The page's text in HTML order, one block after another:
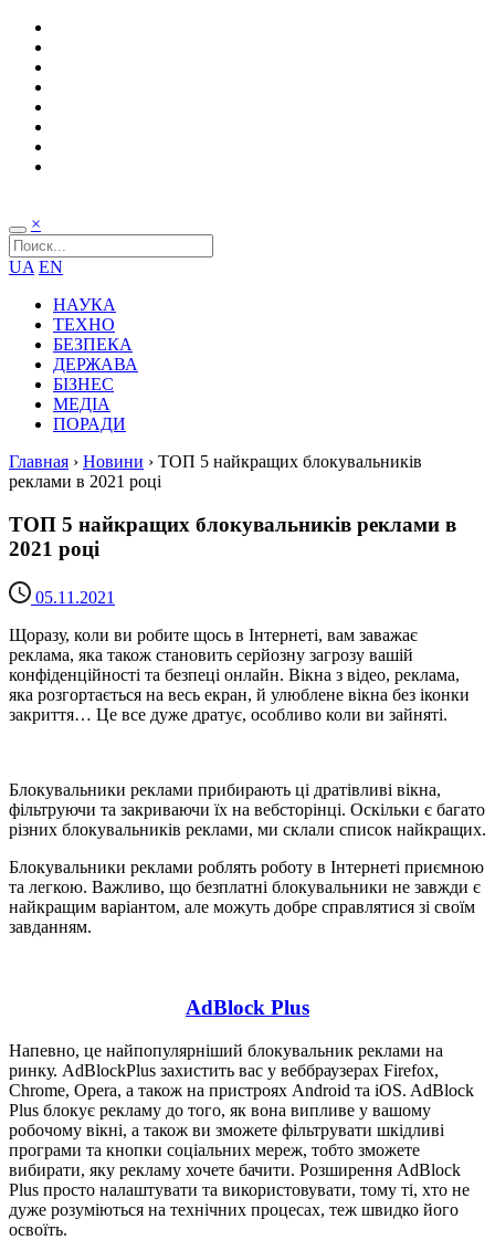
×
UA EN
НАУКА
ТЕХНО
БЕЗПЕКА
ДЕРЖАВА
БІЗНЕС
МЕДІА
ПОРАДИ
Главная › Новини › ТОП 5 найкращих блокувальників
реклами в 2021 році
ТОП 5 найкращих блокувальників реклами в
2021 році
05.11.2021
Щоразу, коли ви робите щось в Інтернеті, вам заважає
реклама, яка також становить серйозну загрозу вашій
конфіденційності та безпеці онлайн. Вікна з відео, реклама,
яка розгортається на весь екран, й улюблене вікна без іконки
закриття… Це все дуже дратує, особливо коли ви зайняті.
Блокувальники реклами прибирають ці дратівливі вікна,
фільтруючи та закриваючи їх на вебсторінці. Оскільки є багато
різних блокувальників реклами, ми склали список найкращих.
Блокувальники реклами роблять роботу в Інтернеті приємною
та легкою. Важливо, що безплатні блокувальники не завжди є
найкращим варіантом, але можуть добре справлятися зі своїм
завданням.
AdBlock Plus
Напевно, це найпопулярніший блокувальник реклами на
ринку. AdBlockPlus захистить вас у веббраузерах Firefox,
Chrome, Opera, а також на пристроях Android та iOS. AdBlock
Plus блокує рекламу до того, як вона випливе у вашому
робочому вікні, а також ви зможете фільтрувати шкідливі
програми та кнопки соціальних мереж, тобто зможете
вибирати, яку рекламу хочете бачити. Розширення AdBlock
Plus просто налаштувати та використовувати, тому ті, хто не
дуже розуміються на технічних процесах, теж швидко його
освоїть.